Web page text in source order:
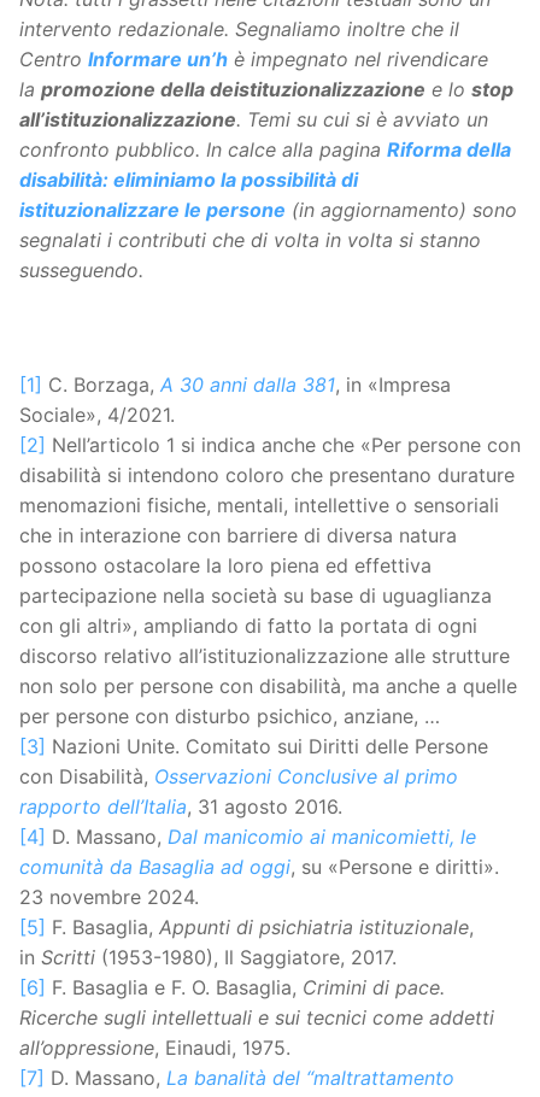
intervento redazionale. Segnaliamo inoltre che il
Centro Informare un’h è impegnato nel rivendicare
la promozione della deistituzionalizzazione e lo stop
all’istituzionalizzazione. Temi su cui si è avviato un
confronto pubblico. In calce alla pagina Riforma della
disabilità: eliminiamo la possibilità di
istituzionalizzare le persone (in aggiornamento) sono
segnalati i contributi che di volta in volta si stanno
susseguendo.
[1] C. Borzaga, A 30 anni dalla 381, in «Impresa
Sociale», 4/2021.
[2] Nell’articolo 1 si indica anche che «Per persone con
disabilità si intendono coloro che presentano durature
menomazioni fisiche, mentali, intellettive o sensoriali
che in interazione con barriere di diversa natura
possono ostacolare la loro piena ed effettiva
partecipazione nella società su base di uguaglianza
con gli altri», ampliando di fatto la portata di ogni
discorso relativo all’istituzionalizzazione alle strutture
non solo per persone con disabilità, ma anche a quelle
per persone con disturbo psichico, anziane, …
[3] Nazioni Unite. Comitato sui Diritti delle Persone
con Disabilità, Osservazioni Conclusive al primo
rapporto dell’Italia, 31 agosto 2016.
[4] D. Massano, Dal manicomio ai manicomietti, le
comunità da Basaglia ad oggi, su «Persone e diritti».
23 novembre 2024.
[5] F. Basaglia, Appunti di psichiatria istituzionale,
in Scritti (1953-1980), Il Saggiatore, 2017.
[6] F. Basaglia e F. O. Basaglia, Crimini di pace.
Ricerche sugli intellettuali e sui tecnici come addetti
all’oppressione, Einaudi, 1975.
[7] D. Massano, La banalità del “maltrattamento